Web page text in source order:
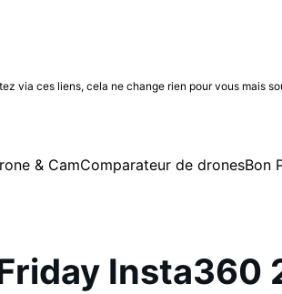
via ces liens, cela ne change rien pour vous mais
& CamComparateur de dronesBon
Insta360